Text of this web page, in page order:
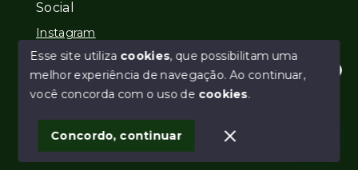
Olá! Estamos disponíveis para te ajudar.
Social
Instagram
© Copyright 2026 - Imobiliária REALL - Todos os
SITE PARA IMOBILIARIA
Esse site utiliza cookies, que possibilitam uma
melhor experiência de navegação.Ao continuar,
você concorda com o uso de cookies.
Concordo, continuar